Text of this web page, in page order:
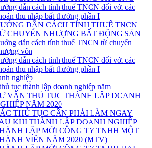
dẫn cách tính thuế TNCN đối với các
thu nhập bất thường phần I
DẪN CÁCH TÍNH THUẾ TNCN
CHUYỂN NHƯỢNG BẤT ĐỘNG SẢN
dẫn cách tính thuế TNCN từ chuyển
vốn
dẫn cách tính thuế TNCN đối với các
thu nhập bất thường phần I
nghiệp
tục thành lập doanh nghiệp năm
VẤN THỦ TỤC THÀNH LẬP DOANH
NĂM 2020
THỦ TỤC CẦN PHẢI LÀM NGAY
KHI THÀNH LẬP DOANH NGHIỆP
LẬP MỚI CÔNG TY TNHH MỘT
VIÊN NĂM 2020 (MTV)